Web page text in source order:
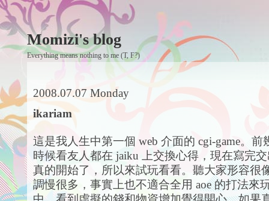
Momizi's blog
Everything means nothing to me (T, F?)
2008.07.07 Monday
ikariam
這是我人生中第一個 web 介面的 cgi-game。前
時候看友人都在 jaiku 上交換心得，現在寫完
真的開始了，所以來試玩看看。聽大家形容很
調慢很多，事實上也不適合全用 aoe 的打法來